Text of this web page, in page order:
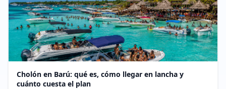
Cholón en Barú: qué es, cómo llegar en lancha y
cuánto cuesta el plan